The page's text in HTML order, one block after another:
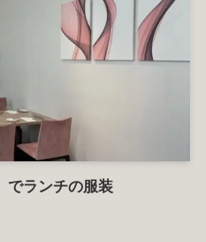
でランチの服装